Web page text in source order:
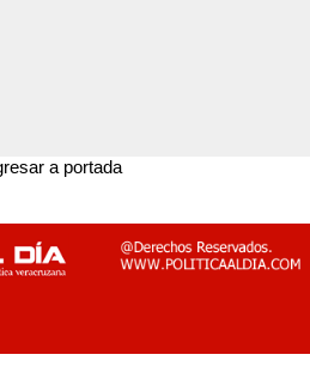
a portada